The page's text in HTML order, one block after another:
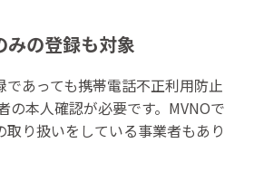
みの登録も対象
であっても携帯電話不正利用防止
の本人確認が必要です。MVNOで
取り扱いをしている事業者もあり